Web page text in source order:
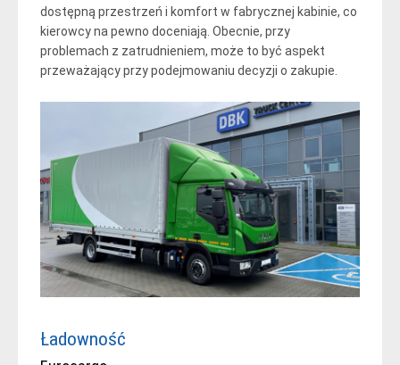
dostępną przestrzeń i komfort w fabrycznej kabinie, co
kierowcy na pewno doceniają. Obecnie, przy
problemach z zatrudnieniem, może to być aspekt
przeważający przy podejmowaniu decyzji o zakupie.
Ładowność